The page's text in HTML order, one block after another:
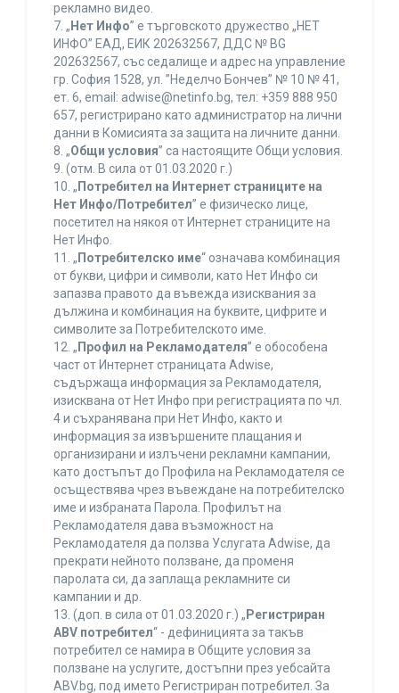
рекламно видео.
7. „ Нет Инфо” е търговското дружество „НЕТ
ИНФО” ЕАД, ЕИК 202632567, ДДС № BG
202632567, със седалище и адрес на управление
гр. София 1528, ул. ”Неделчо Бончев” № 10 № 41,
ет. 6, еmail: adwise@netinfo.bg, тел: +359 888 950
657, регистрирано като администратор на лични
данни в Комисията за защита на личните данни.
8. „Общи условия” са настоящите Общи условия.
9. (отм. В сила от 01.03.2020 г.)
10. „ Потребител на Интернет страниците на
Нет Инфо/Потребител” е физическо лице,
посетител на някоя от Интернет страниците на
Нет Инфо.
11. „ Потребителско име“ означава комбинация
от букви, цифри и символи, като Нет Инфо си
запазва правото да въвежда изисквания за
дължина и комбинация на буквите, цифрите и
символите за Потребителското име.
12. „ Профил на Рекламодателя” е обособена
част от Интернет страницата Adwise,
съдържаща информация за Рекламодателя,
изисквана от Нет Инфо при регистрацията по чл.
4 и съхранявана при Нет Инфо, както и
информация за извършените плащания и
организирани и излъчени рекламни кампании,
като достъпът до Профила на Рекламодателя се
осъществява чрез въвеждане на потребителско
име и избраната Парола. Профилът на
Рекламодателя дава възможност на
Рекламодателя да ползва Услугата Adwise, да
прекрати нейното ползване, да променя
паролата си, да заплаща рекламните си
кампании и др.
13. (доп. в сила от 01.03.2020 г.) „ Регистриран
ABV потребител“ - дефиницията за такъв
потребител се намира в Общите условия за
ползване на услугите, достъпни през уебсайта
ABV.bg, под името Регистриран потребител. За